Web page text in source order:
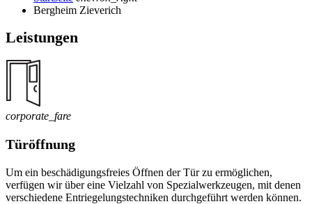
Bergheim Zieverich
Leistungen
corporate_fare
Türöffnung
Um ein beschädigungsfreies Öffnen der Tür zu ermöglichen,
verfügen wir über eine Vielzahl von Spezialwerkzeugen, mit denen
verschiedene Entriegelungstechniken durchgeführt werden können.